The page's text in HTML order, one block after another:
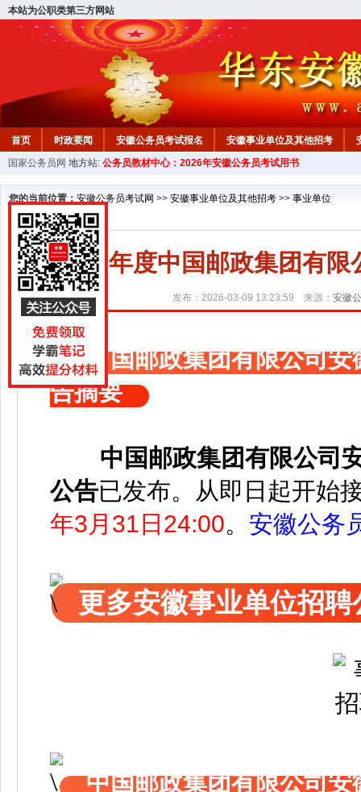
本站为公职类第三方网站
首页 时政要闻 安徽公务员考试报名 安徽事业单位及其他招考
安徽公务员行测试题 在线咨询 教材中心
国家公务员网 地方站: 公务员教材中心：2026年安徽公务员考试用书
您的当前位置： 安徽公务员考试网 >> 安徽事业单位及其他招考 >> 事业单位
2026年度中国邮政集团有
发布：2026-03-09 13:23:59 来源： 安徽
中国邮政集团有限公司
告摘要
中国邮政集团有限公司
公告已发布。 从即日起开始
年3月31日24:00。 安徽公务
更多安徽事业单位招聘
中国邮政集团有限公司